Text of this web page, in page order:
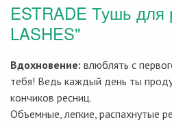
ESTRADE Тушь для
LASHES"
Вдохновение: влюблять с
тебя! Ведь каждый день ты
кончиков ресниц.
Объемные, легкие, распахнутые